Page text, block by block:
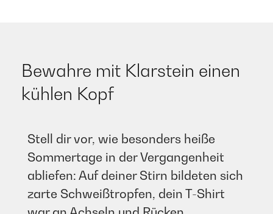
Bewahre mit Klarstein einen
kühlen Kopf
Stell dir vor, wie besonders heiße
Sommertage in der Vergangenheit
abliefen: Auf deiner Stirn bildeten sich
zarte Schweißtropfen, dein T-Shirt